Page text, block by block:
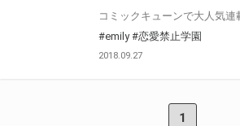
#emily #恋愛禁止学園
2018.09.27
1